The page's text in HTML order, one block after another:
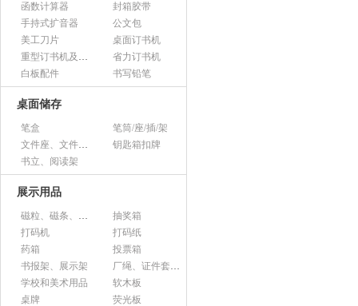
函数计算器
封箱胶带
手持式扩音器
公文包
美工刀片
桌面订书机
重型订书机及其它
省力订书机
白板配件
书写铅笔
桌面储存
笔盒
笔筒/座/插/架
文件座、文件架、文件框
钥匙箱扣牌
书立、阅读架
展示用品
磁粒、磁条、磁片
抽奖箱
打码机
打码纸
药箱
投票箱
书报架、展示架
厂绳、证件套、卡套
学校和美术用品
软木板
桌牌
荧光板